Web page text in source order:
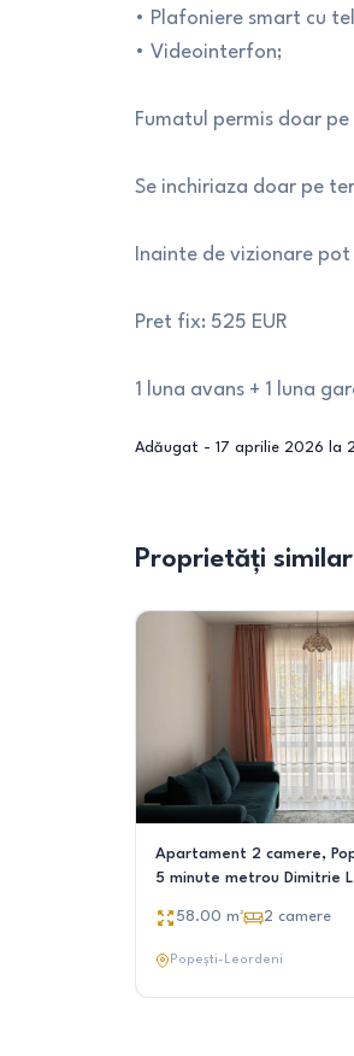
• Plafoniere smart cu
• Videointerfon;
Fumatul permis doar pe
Se inchiriaza doar pe
Inainte de vizionare
Pret fix: 525 EUR
1 luna avans + 1 luna
Adăugat - 17 aprilie 2026 la
Proprietăți
Apartament 2 camere,
5 minute metrou Dimitrie
58.00 m² 2 camere
Popești-Leordeni